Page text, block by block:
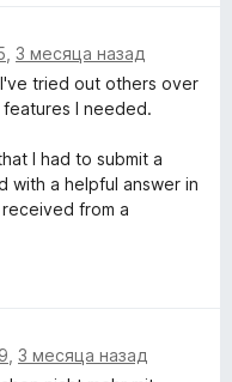
3 месяца назад
tried out others over
I needed.
I had to submit a
with a helpful answer in
from a
3 месяца назад